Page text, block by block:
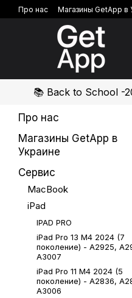
Перейти к основному
Про нас Магазины GetApp в
Политика
📚 Back to School -
Про нас
Магазины GetApp в
Украине
Сервис
MacBook
iPad
IPAD PRO
iPad Pro 13 М4 2024 (7
поколение) - A2925,
A3007
iPad Pro 11 М4 2024 (5
поколение) - A2836,
A3006